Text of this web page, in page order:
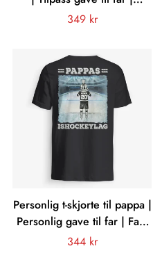
Pappasaurus akkurat som
Vanligt
349 kr
Personlig t-skjorte til pappa |
Personlig gave til far | Fars
ishockeylag
Vanligt
344 kr